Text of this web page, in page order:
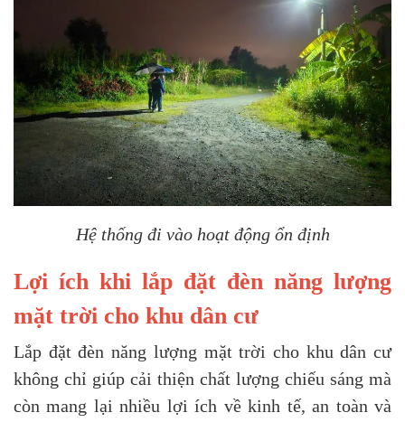
Hệ thống đi vào hoạt động ổn định
Lợi ích khi lắp đặt đèn năng lượng
mặt trời cho khu dân cư
Lắp đặt đèn năng lượng mặt trời cho khu dân cư
không chỉ giúp cải thiện chất lượng chiếu sáng mà
còn mang lại nhiều lợi ích về kinh tế, an toàn và